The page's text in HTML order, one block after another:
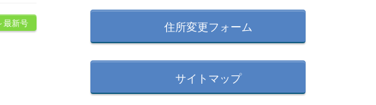
最新号 住所変更フォーム
サイトマップ